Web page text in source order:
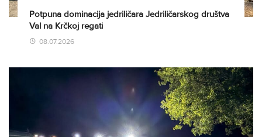
Potpuna dominacija jedriličara Jedriličarskog društva
Val na Krčkoj regati
08.07.2026